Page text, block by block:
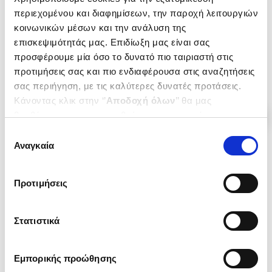
περιεχομένου και διαφημίσεων, την παροχή λειτουργιών
κοινωνικών μέσων και την ανάλυση της
επισκεψιμότητάς μας. Επιδίωξη μας είναι σας
προσφέρουμε μία όσο το δυνατό πιο ταιριαστή στις
προτιμήσεις σας και πιο ενδιαφέρουσα στις αναζητήσεις
σας περιήγηση, με τις καλύτερες δυνατές προτάσεις.
Κάνοντας κλικ στην ‘’Αποδοχή όλων’’ θα μας
βοηθήσετε να ανταποκριθούμε στα παραπάνω.
ενδιαφέρουν και να επιλέξετε από τα παρακάτω με την
΄΄και να ενημερωθείτε σχετικά με
συγκατάθεσης
Αναγκαία
Προτιμήσεις
Στατιστικά
Εμπορικής προώθησης
Κωδ. Πολιτείας :0626-0210
11 .73€
Τιμή Πολιτείας
HOUELLEBECQ MICHEL
Κωδ. Πολιτείας
.74
Τιμή Πολιτείας